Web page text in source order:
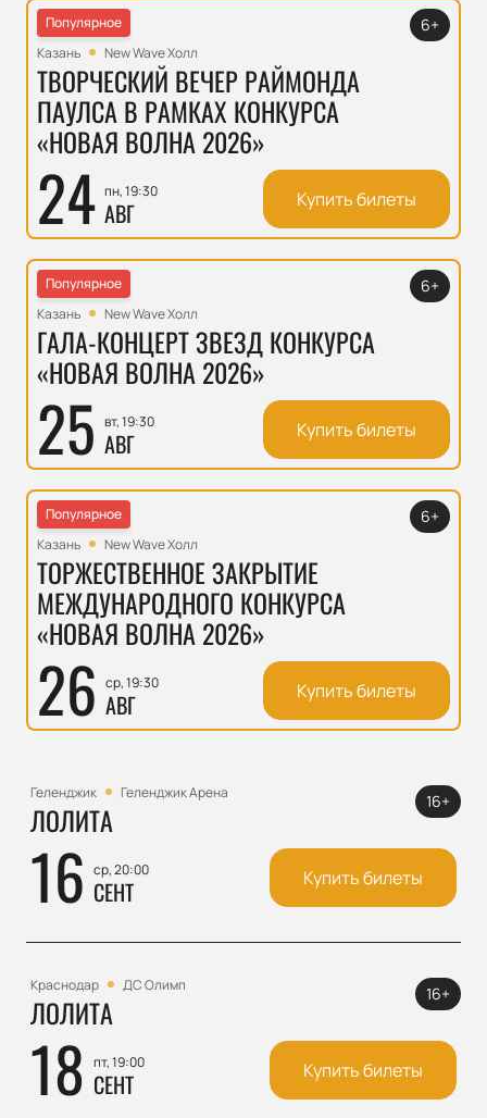
Популярное
Казань
New Wave Холл
ТВОРЧЕСКИЙ ВЕЧЕР РАЙМОНДА
ПАУЛСА В РАМКАХ КОНКУРСА
«НОВАЯ ВОЛНА 2026»
24 пн, 19:30
АВГ
6+
Купить билеты
Популярное
Казань
New Wave Холл
ГАЛА-КОНЦЕРТ ЗВЕЗД КОНКУРСА
«НОВАЯ ВОЛНА 2026»
25 вт, 19:30
АВГ
6+
Купить билеты
Популярное
Казань
New Wave Холл
ТОРЖЕСТВЕННОЕ ЗАКРЫТИЕ
МЕЖДУНАРОДНОГО КОНКУРСА
«НОВАЯ ВОЛНА 2026»
26 ср, 19:30
АВГ
6+
Купить билеты
Геленджик Геленджик Арена
ЛОЛИТА
16 ср, 20:00
СЕНТ
16+
Купить билеты
Краснодар ДС Олимп
ЛОЛИТА
18 пт, 19:00
СЕНТ
16+
Купить билеты